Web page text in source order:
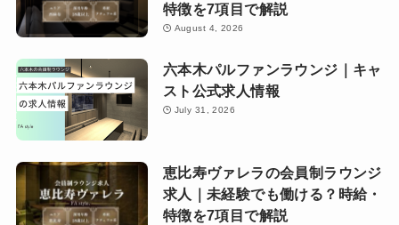
特徴を7項目で解説
August 4, 2026
六本木パルファンラウンジ｜キャ
スト公式求人情報
July 31, 2026
恵比寿ヴァレラの会員制ラウンジ
求人｜未経験でも働ける？時給・
特徴を7項目で解説